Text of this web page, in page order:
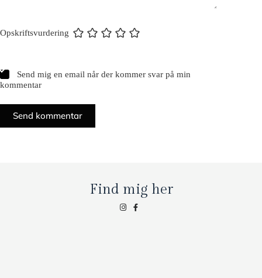
Opskriftsvurdering
Send mig en email når der kommer svar på min
kommentar
Send kommentar
Find mig her